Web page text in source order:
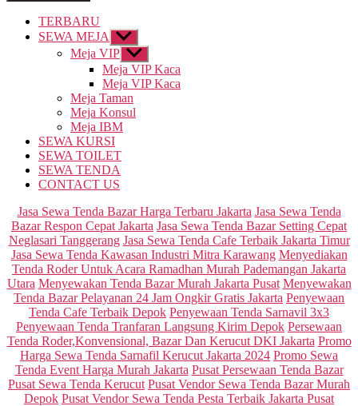
TERBARU
SEWA MEJA
Show
sub
menu
Meja VIP Show
sub
menu
Meja VIP Kaca
Meja VIP Kaca
Meja Taman
Meja Konsul
Meja IBM
SEWA KURSI
SEWA TOILET
SEWA TENDA
CONTACT US
Categories
Jasa Sewa Tenda Bazar Harga Terbaru Jakarta Jasa Sewa Tenda
Bazar Respon Cepat Jakarta Jasa Sewa Tenda Bazar Setting Cepat
Neglasari Tanggerang Jasa Sewa Tenda Cafe Terbaik Jakarta Timur
Jasa Sewa Tenda Kawasan Industri Mitra Karawang Menyediakan
Tenda Roder Untuk Acara Ramadhan Murah Pademangan Jakarta
Utara Menyewakan Tenda Bazar Murah Jakarta Pusat Menyewakan
Tenda Bazar Pelayanan 24 Jam Ongkir Gratis Jakarta Penyewaan
Tenda Cafe Terbaik Depok Penyewaan Tenda Sarnavil 3x3
Penyewaan Tenda Tranfaran Langsung Kirim Depok Persewaan
Tenda Roder,Konvensional, Bazar Dan Kerucut DKI Jakarta Promo
Harga Sewa Tenda Sarnafil Kerucut Jakarta 2024 Promo Sewa
Tenda Event Harga Murah Jakarta Pusat Persewaan Tenda Bazar
Pusat Sewa Tenda Kerucut Pusat Vendor Sewa Tenda Bazar Murah
Depok Pusat Vendor Sewa Tenda Pesta Terbaik Jakarta Pusat